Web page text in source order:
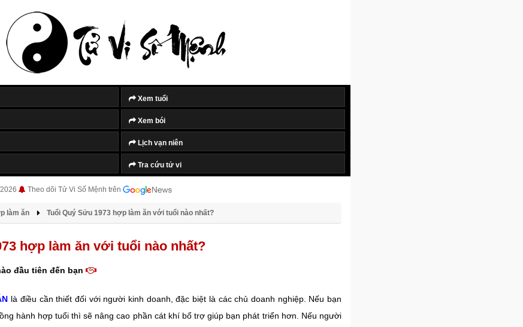
Xem tuổi
Xem bói
Lịch vạn niên
Tra cứu tử vi
Theo dõi Tử Vi Số Mệnh trên
làm ăn Tuổi Quý Sửu 1973 hợp làm ăn với tuổi nào nhất?
hợp làm ăn với tuổi nào nhất?
đầu tiên đến bạn
là điều cần thiết đối với người kinh doanh, đặc biệt là các chủ doanh nghiệp. Nếu bạn
hành hợp tuổi thì sẽ nâng cao phần cát khí bổ trợ giúp bạn phát triển hơn. Nếu người